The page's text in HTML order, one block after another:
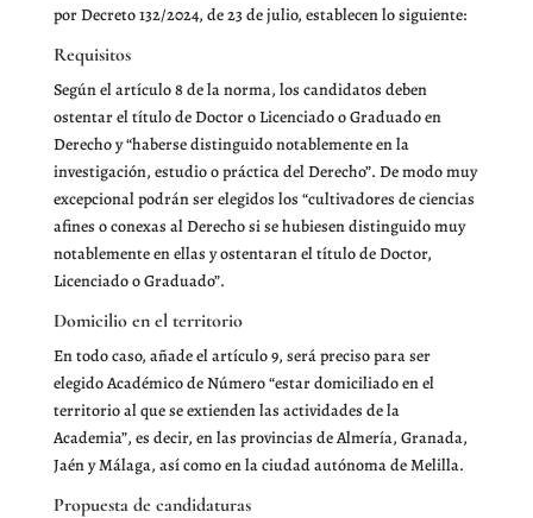
por Decreto 132/2024, de 23 de julio, establecen lo siguiente:
Requisitos
Según el artículo 8 de la norma, los candidatos deben
ostentar el título de Doctor o Licenciado o Graduado en
Derecho y “haberse distinguido notablemente en la
investigación, estudio o práctica del Derecho”. De modo muy
excepcional podrán ser elegidos los “cultivadores de ciencias
afines o conexas al Derecho si se hubiesen distinguido muy
notablemente en ellas y ostentaran el título de Doctor,
Licenciado o Graduado”.
Domicilio en el territorio
En todo caso, añade el artículo 9, será preciso para ser
elegido Académico de Número “estar domiciliado en el
territorio al que se extienden las actividades de la
Academia”, es decir, en las provincias de Almería, Granada,
Jaén y Málaga, así como en la ciudad autónoma de Melilla.
Propuesta de candidaturas